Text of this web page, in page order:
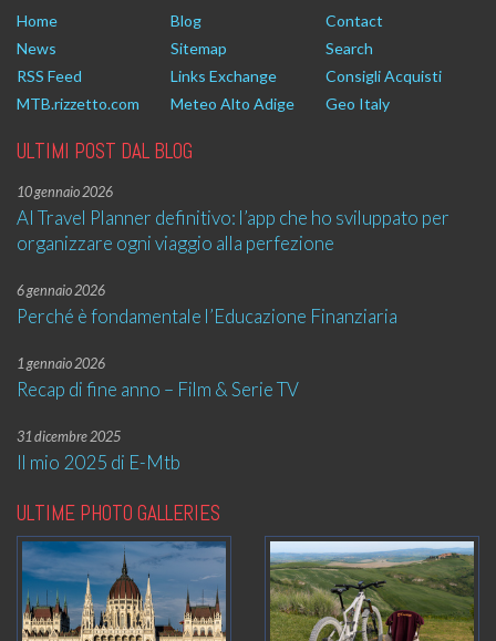
Home Blog
Contact
News
Sitemap
Search
RSS Feed
Links Exchange
Consigli Acquisti
MTB.rizzetto.com
Meteo Alto Adige Geo Italy
ULTIMI POST DAL BLOG
10 gennaio 2026
AI Travel Planner definitivo: l’app che ho sviluppato per
organizzare ogni viaggio alla perfezione
6 gennaio 2026
Perché è fondamentale l’Educazione Finanziaria
1 gennaio 2026
Recap di fine anno – Film & Serie TV
31 dicembre 2025
Il mio 2025 di E-Mtb
ULTIME PHOTO GALLERIES